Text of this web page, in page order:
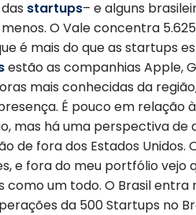
startups– e alguns
O Vale concentra
é mais do que as startups
estão as companhias Apple,
mais conhecidas da
É pouco em relação
mas há uma perspectiva de
de fora dos Estados Unidos.
e fora do meu portfólio vejo
um todo. O Brasil entra
da 500 Startups no